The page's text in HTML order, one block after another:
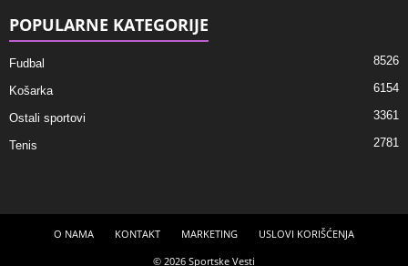
POPULARNE KATEGORIJE
Fudbal 8526
Košarka 6154
Ostali sportovi 3361
Tenis 2781
O NAMA KONTAKT MARKETING
USLOVI KORIŠĆENJA
© 2026 Sportske Vesti